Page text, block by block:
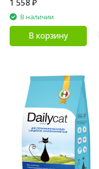
1 558₽
В наличии
В корзину